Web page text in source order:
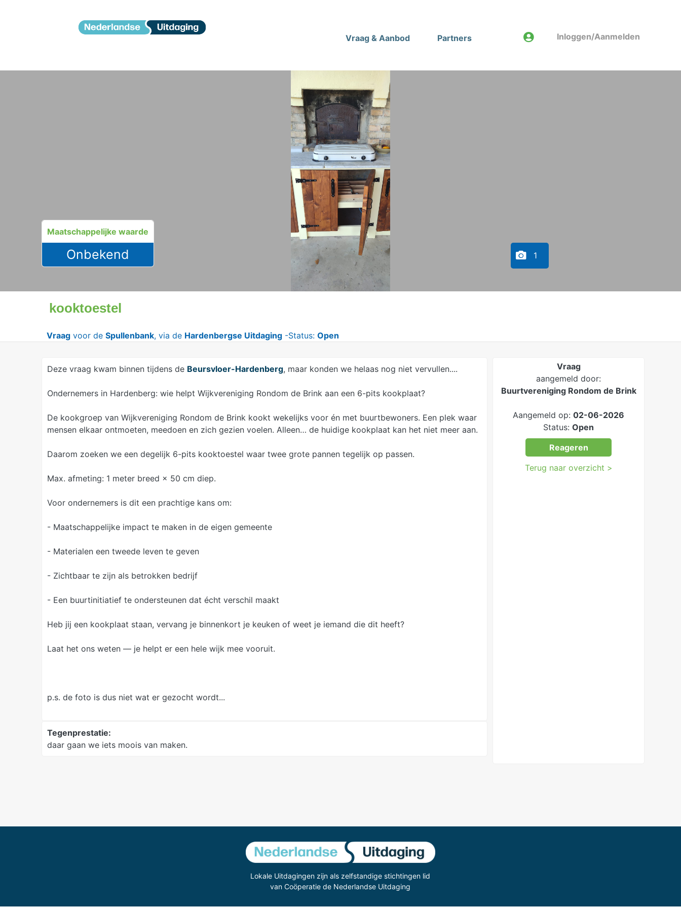
Vraag & Aanbod Partners Inloggen/Aanmelden
Maatschappelijke waarde
Onbekend 1
kooktoestel
Vraag voor de Spullenbank, via de Hardenbergse Uitdaging -Status: Open
Deze vraag kwam binnen tijdens de Beursvloer-Hardenberg, maar konden we helaas nog niet vervullen....
Ondernemers in Hardenberg: wie helpt Wijkvereniging Rondom de Brink aan een 6-pits kookplaat?
De kookgroep van Wijkvereniging Rondom de Brink kookt wekelijks voor én met buurtbewoners. Een plek waar
mensen elkaar ontmoeten, meedoen en zich gezien voelen. Alleen… de huidige kookplaat kan het niet meer aan.
Daarom zoeken we een degelijk 6-pits kooktoestel waar twee grote pannen tegelijk op passen.
Max. afmeting: 1 meter breed × 50 cm diep.
Voor ondernemers is dit een prachtige kans om:
- Maatschappelijke impact te maken in de eigen gemeente
- Materialen een tweede leven te geven
- Zichtbaar te zijn als betrokken bedrijf
- Een buurtinitiatief te ondersteunen dat écht verschil maakt
Heb jij een kookplaat staan, vervang je binnenkort je keuken of weet je iemand die dit heeft?
Laat het ons weten — je helpt er een hele wijk mee vooruit.
p.s. de foto is dus niet wat er gezocht wordt...
Tegenprestatie:
daar gaan we iets moois van maken.
Vraag
aangemeld door:
Buurtvereniging Rondom de Brink
Aangemeld op: 02-06-2026
Status: Open
Reageren
Terug naar overzicht >
Lokale Uitdagingen zijn als zelfstandige stichtingen lid
van Coöperatie de Nederlandse Uitdaging